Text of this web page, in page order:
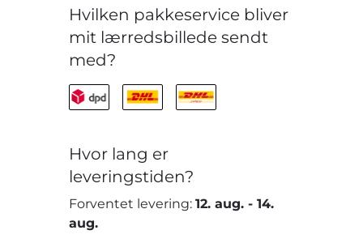
Hvilken pakkeservice bliver
mit lærredsbillede sendt
med?
Hvor lang er
leveringstiden?
Forventet levering:12. aug. -14.
aug.